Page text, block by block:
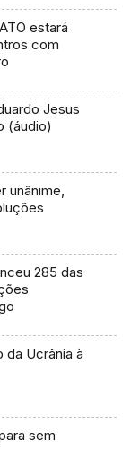
estará
com
Jesus
(áudio)
unânime,
285 das
da Ucrânia à
sem